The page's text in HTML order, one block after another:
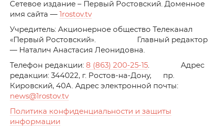
Cетевое издание – Первый Ростовский. Доменное
имя сайта —
1rostov.tv
Учредитель: Акционерное общество Телеканал
«Первый Ростовский». Главный редактор
— Наталич Анастасия Леонидовна.
Телефон редакции: 8 (863) 200-25-15. Адрес
редакции: 344022, г. Ростов-на-Дону, пр.
Кировский, 40А. Адрес электронной почты:
news@1rostov.tv
Политика конфиденциальности и защиты
информации